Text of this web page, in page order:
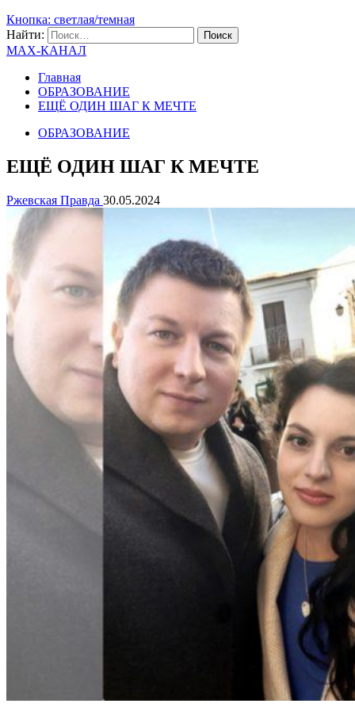
Кнопка: светлая/темная
Найти:
MAX-КАНАЛ
Главная
ОБРАЗОВАНИЕ
ЕЩЁ ОДИН ШАГ К МЕЧТЕ
ОБРАЗОВАНИЕ
ЕЩЁ ОДИН ШАГ К МЕЧТЕ
Ржевская Правда 30.05.2024